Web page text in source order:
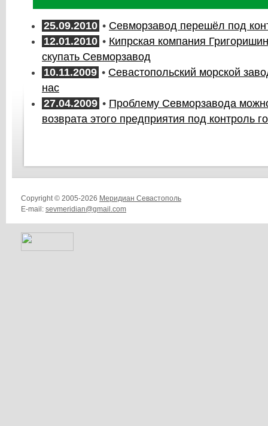
25.09.2010 • Севморзавод перешёл под
12.01.2010 • Кипрская компания
скупать Севморзавод
10.11.2009 • Севастопольский морской
нас
27.04.2009 • Проблему Севморзавода
возврата этого предприятия под контроль
Copyright © 2005-2026 Меридиан Севастополь
E-mail: sevmeridian@gmail.com